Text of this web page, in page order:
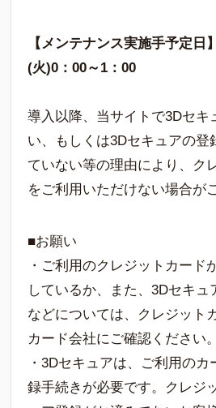
【メンテナンス実施手予定日
(火)0：00～1：00
導入以降、当サイトで3Dセキ
い、もしくは3Dセキュアの登
ていない等の理由により、ク
をご利用いただけない場合が
■お願い
・ご利用のクレジットカード
しているか、また、3Dセキ
などについては、クレジット
カード会社にご確認ください。
・3Dセキュアは、ご利用の
録手続きが必要です。クレジ